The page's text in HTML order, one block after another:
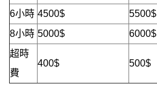
6小時 4500$ 5500$
8小時 5000$ 6000$
超時
費
400$ 500$